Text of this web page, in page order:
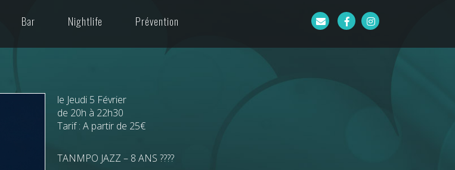
Bar Nightlife Prévention
le Jeudi 5 Février
de 20h à 22h30
Tarif : A partir de 25€
TANMPO JAZZ – 8 ANS ????